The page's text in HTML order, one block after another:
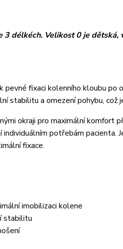
3 délkéch. Velikost 0 je
fixaci kolenního kloubu po
stabilitu a omezení pohybu, což
okraji pro maximální komfort
potřebám pacienta.
fixace.
imobilizaci kolene
stabilitu